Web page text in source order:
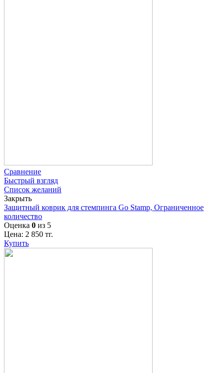
Сравнение
Быстрый взгляд
Список желаний
Закрыть
Защитный коврик для стемпинга Go Stamp, Ограниченное
количество
Оценка 0 из 5
Цена: 2 850 тг.
Купить